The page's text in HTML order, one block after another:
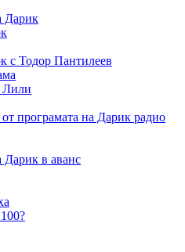
Дарик
с Тодор Пантилеев
Лили
програмата на Дарик радио
в аванс